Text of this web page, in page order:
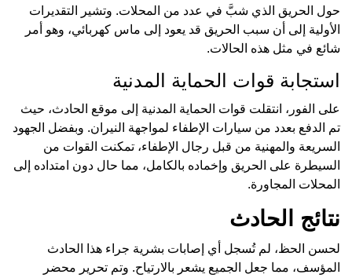
حول الحريق الذي شبَّ في عدد من المحلات. وتشير التقديرات
الأولية إلى أن سبب الحريق قد يعود إلى ماس كهربائي، وهو أمر
شائع في مثل هذه الحالات.
استجابة قوات الحماية المدنية
على الفور، انتقلت قوات الحماية المدنية إلى موقع الحادث، حيث
تم الدفع بعدد من سيارات الإطفاء لمواجهة النيران. وبفضل الجهود
السريعة والمهنية من قبل رجال الإطفاء، تمكنت القوات من
السيطرة على الحريق وإخماده بالكامل، مما حال دون امتداده إلى
المحلات المجاورة.
نتائج الحادث
لحسن الحظ، لم تُسجل أي إصابات بشرية جراء هذا الحادث
المؤسف، مما جعل الجميع يشعر بالارتياح. وتم تحرير محضر